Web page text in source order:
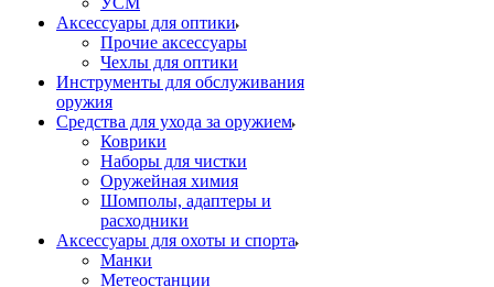
Аксессуары для оптики
Прочие аксессуары
Чехлы для оптики
Инструменты для обслуживания
оружия
Средства для ухода за оружием
Коврики
Наборы для чистки
Оружейная химия
Шомполы, адаптеры и
расходники
Аксессуары для охоты и спорта
Манки
Метеостанции